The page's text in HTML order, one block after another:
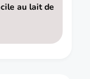
au lait de